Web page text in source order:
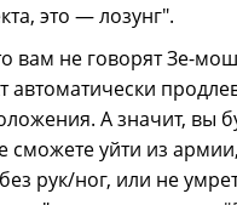
это — лозунг".
вам не говорят Зе-
автоматически
А значит, вы
сможете уйти из
рук/ног, или не